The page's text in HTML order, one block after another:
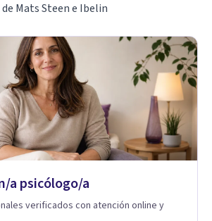
Mats Steen e Ibelin
a psicólogo/a
verificados con atención online y